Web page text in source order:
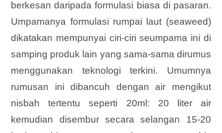
berkesan daripada formulasi biasa di pasaran.
Umpamanya formulasi rumpai laut (seaweed)
dikatakan mempunyai ciri-ciri seumpama ini di
samping produk lain yang sama-sama dirumus
menggunakan teknologi terkini. Umumnya
rumusan ini dibancuh dengan air mengikut
nisbah tertentu seperti 20ml: 20 liter air
kemudian disembur secara selangan 15-20